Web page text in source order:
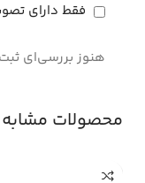
فقط دارای
هنوز بررسی‌ای
محصولات مشابه